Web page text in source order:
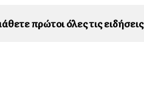
πρώτοι όλες τις ειδήσεις